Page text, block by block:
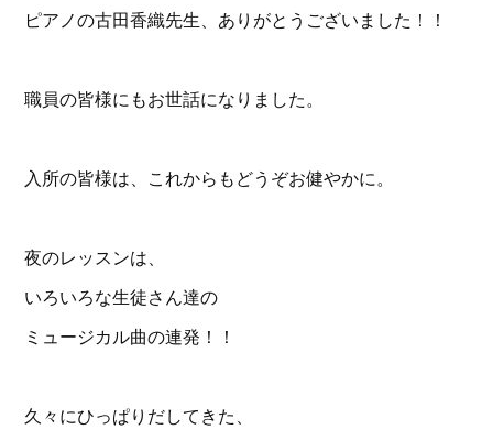
ピアノの古田香織先生、ありがとうございました！！
職員の皆様にもお世話になりました。
入所の皆様は、これからもどうぞお健やかに。
夜のレッスンは、
いろいろな生徒さん達の
ミュージカル曲の連発！！
久々にひっぱりだしてきた、